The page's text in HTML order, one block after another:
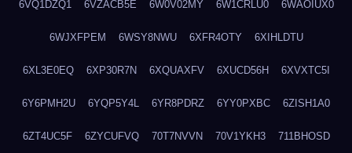
6VQ1DZQ1 6VZACB5E 6W0V02MY 6W1CRLU0 6WAOIUX0
6WJXFPEM 6WSY8NWU 6XFR4OTY 6XIHLDTU
6XL3E0EQ 6XP30R7N 6XQUAXFV 6XUCD56H 6XVXTC5I
6Y6PMH2U 6YQP5Y4L 6YR8PDRZ 6YY0PXBC 6ZISH1A0
6ZT4UC5F 6ZYCUFVQ 70T7NVVN 70V1YKH3 711BHOSD